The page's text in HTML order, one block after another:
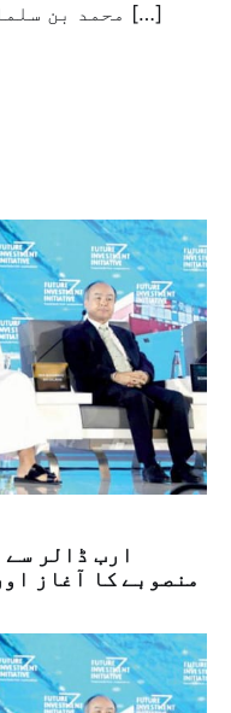
محمد بن سلمان بن عبد العزیز نے کل یقین […]
منصوبے کا آغاز